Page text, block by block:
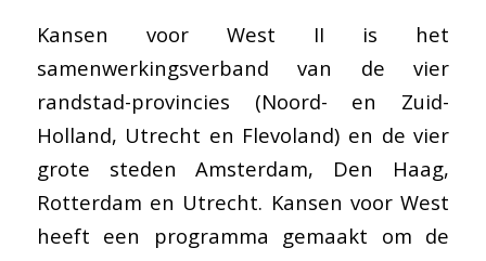
Kansen voor West II is het
samenwerkingsverband van de vier
randstad-provincies (Noord- en Zuid-
Holland, Utrecht en Flevoland) en de vier
grote steden Amsterdam, Den Haag,
Rotterdam en Utrecht. Kansen voor West
heeft een programma gemaakt om de